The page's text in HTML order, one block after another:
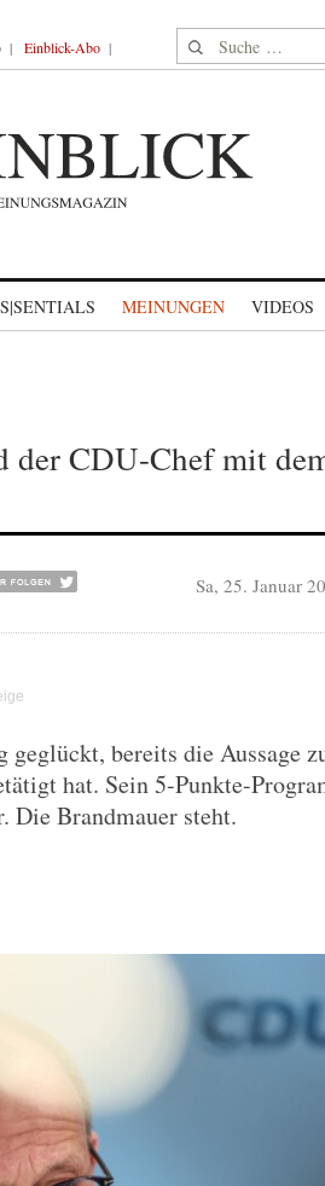
Einblick-Abo Suche nach:
MEINUNGEN VIDEOS
der CDU-Chef mit
Sa, 25. Januar
bereits die Aussage
hat. Sein 5-Punkte-
Brandmauer steht.